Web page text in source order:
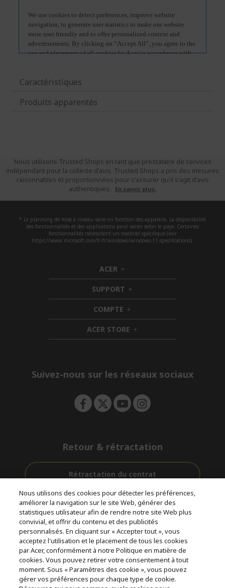
Caractéristiques
Produits apparentés
Nous utilisons Trusted Shops en tant que prestataire de services
indépendant pour la collecte d'avis. Trusted Shops a pris des mesures
raisonnables et proportionnées pour s'assurer qu'il s'agit d'avis
authentiques.
En savoir plus.
* Le planning de mise à niveau varie en fonction des appareils. La disponibilité
des fonctionnalités et des applications peut varier selon le pays. Certaines
fonctionnalités nécessitent un matériel spécifique (voir
https://www.microsoft.com/fr-fr/windows/windows-11-specifications).
ACER h
i
d
d
e
n
SUPPORT h
i
d
d
e
n
COMPTE h
i
d
d
ACER STORE h
i
e
Suivez-nous sur les réseaux sociaux
Retour & rétractation
Rétractation du contrat
Livraison
Gratuite
Accompagnement
avant et après-
vente
Avec 0%
D'intérêt
© 2026 Acer Inc.
CPYou BV est le revendeur et marchand agréé pour les produits et
services proposés au sein de ce magasin.
Nous utilisons des cookies pour détecter les préférences,
améliorer la navigation sur le site Web, générer des
statistiques utilisateur afin de rendre notre site Web plus
convivial, et offrir du contenu et des publicités
personnalisés. En cliquant sur « Accepter tout », vous
acceptez l'utilisation et le placement de tous les cookies
par Acer, conformément à notre Politique en matière de
cookies. Vous pouvez retirer votre consentement à tout
moment. Sous « Paramètres des cookie », vous pouvez
gérer vos préférences pour chaque type de cookie.